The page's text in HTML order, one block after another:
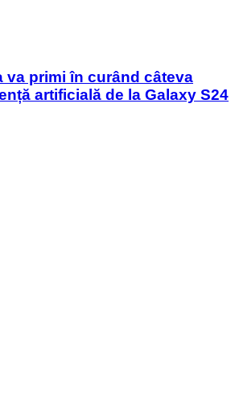
va primi în curând câteva
artificială de la Galaxy S24